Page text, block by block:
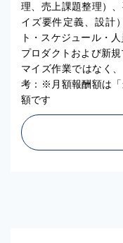
理、売上課題整理）
イズ要件定義、設計
ト・スケジュール・
プロダクトおよび新
マイズ作業ではなく
考：※月額報酬額は「
額です